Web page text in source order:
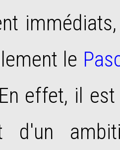
le
effet, il
d'un